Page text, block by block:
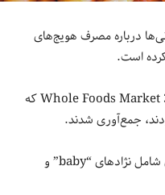
درباره مصرف هویج‌های
کرده است.
در تازه‌ترین مورد هویج‌های ارگانیک 365 Whole Foods Market که
جمع‌آوری شدند.
این فراخوان برای شش نوع هویج تولیدی شامل نژاد‌های “baby” و